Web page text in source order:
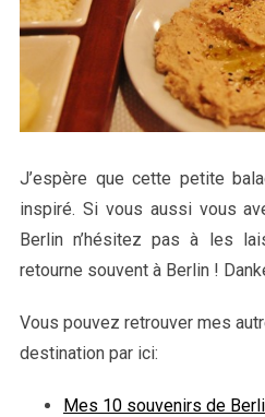
J’espère que cette petite
inspiré. Si vous aussi vous
Berlin n’hésitez pas à les
retourne souvent à Berlin !
Vous pouvez retrouver mes
destination par ici:
Mes 10 souvenirs de